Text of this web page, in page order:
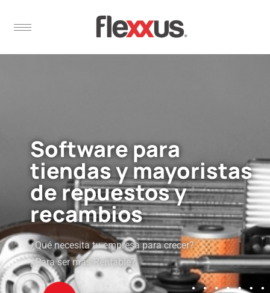
Software para
tiendas y mayoristas
de repuestos y
recambios
¿Qué necesita tu empresa para crecer?
¿Para ser más Rentable?